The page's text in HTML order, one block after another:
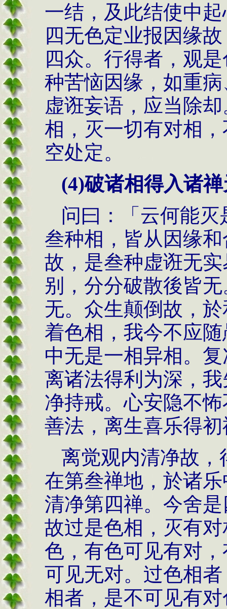
一结，及此结使中
四无色定业报因缘
四众。行得者，观
种苦恼因缘，如重
虚诳妄语，应当除
相，灭一切有对相
空处定。
(4)破诸相得入诸
问曰：「云何能
叁种相，皆从因缘
故，是叁种虚诳无
别，分分破散後皆
无。众生颠倒故，
着色相，我今不应
中无是一相异相。
离诸法得利为深，
净持戒。心安隐不
善法，离生喜乐得
离觉观内清净故
在第叁禅地，於诸
清净第四禅。今舍
故过是色相，灭有
色，有色可见有对
可见无对。过色相
相者，是不可见有